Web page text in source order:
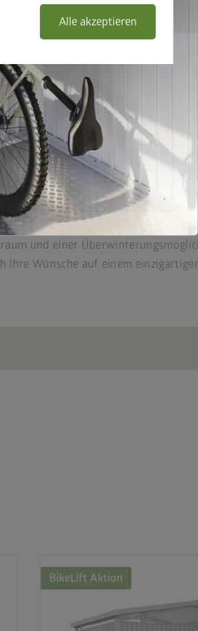
Alle akzeptieren
umfangreichen
und einer
Ihre Wünsche auf einem
BikeLift Aktion